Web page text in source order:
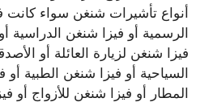
أنواع تأشيرات شنغن سواء كانت
الرسمية أو فيزا شنغن الدراسية
فيزا شنغن لزيارة العائلة أو
السياحية أو فيزا شنغن الطبية أو
المطار أو فيزا شنغن للأزواج أو